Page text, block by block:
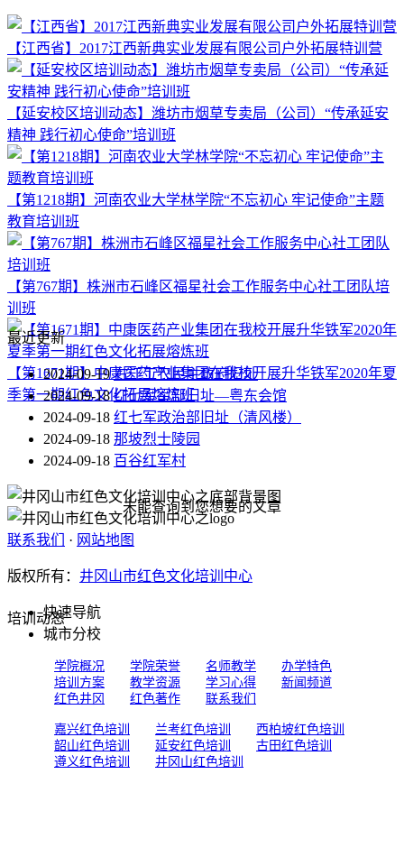
【江西省】2017江西新典实业发展有限公司户外拓展特训营
【延安校区培训动态】潍坊市烟草专卖局（公司）“传承延安
精神 践行初心使命”培训班
【第1218期】河南农业大学林学院“不忘初心 牢记使命”主题
教育培训班
【第767期】株洲市石峰区福星社会工作服务中心社工团队培
训班
【第1671期】中康医药产业集团在我校开展升华铁军2020年夏
季第一期红色文化拓展熔炼班
未能查询到您想要的文章
培训动态
最近更新
2024-09-19 右江工农民主政府旧址
2024-09-18 红七军军部旧址—粤东会馆
2024-09-18 红七军政治部旧址（清风楼）
2024-09-18 那坡烈士陵园
2024-09-18 百谷红军村
联系我们 · 网站地图
版权所有： 井冈山市红色文化培训中心
快速导航
城市分校
学院概况 学院荣誉 名师教学
办学特色
培训方案
教学资源 学习心得
新闻频道
红色井冈
红色著作 联系我们
嘉兴红色培训 兰考红色培训
西柏坡红色培训
韶山红色培训
延安红色培训
古田红色培训
遵义红色培训
井冈山红色培训